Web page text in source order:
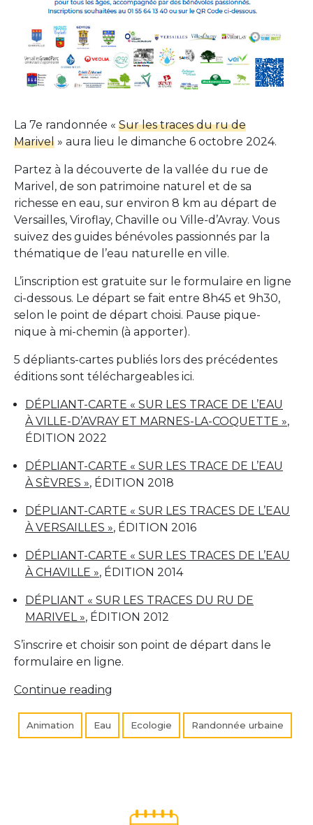
La 7e randonnée « Sur les traces du ru de
Marivel » aura lieu le dimanche 6 octobre 2024.
Partez à la découverte de la vallée du rue de
Marivel, de son patrimoine naturel et de sa
richesse en eau, sur environ 8 km au départ de
Versailles, Viroflay, Chaville ou Ville-d’Avray. Vous
suivez des guides bénévoles passionnés par la
thématique de l’eau naturelle en ville.
L’inscription est gratuite sur le formulaire en ligne
ci-dessous. Le départ se fait entre 8h45 et 9h30,
selon le point de départ choisi. Pause pique-
nique à mi-chemin (à apporter).
5 dépliants-cartes publiés lors des précédentes
éditions sont téléchargeables ici.
DÉPLIANT-CARTE « SUR LES TRACE DE L’EAU
À VILLE-D’AVRAY ET MARNES-LA-COQUETTE »,
ÉDITION 2022
DÉPLIANT-CARTE « SUR LES TRACE DE L’EAU
À SÈVRES », ÉDITION 2018
DÉPLIANT-CARTE « SUR LES TRACES DE L’EAU
À VERSAILLES », ÉDITION 2016
DÉPLIANT-CARTE « SUR LES TRACES DE L’EAU
À CHAVILLE », ÉDITION 2014
DÉPLIANT « SUR LES TRACES DU RU DE
MARIVEL », ÉDITION 2012
S’inscrire et choisir son point de départ dans le
formulaire en ligne.
Continue reading
Marivel »
Animation Eau Ecologie Randonnée urbaine